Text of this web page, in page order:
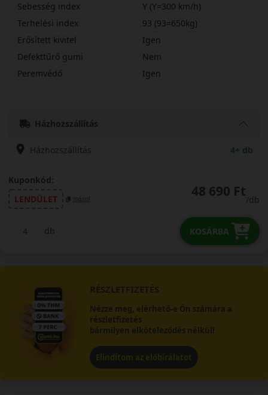
Sebesség index
Y (Y=300 km/h)
Terhelési index
93 (93=650kg)
Erősített kivitel
Igen
Defekttűrő gumi
Nem
Peremvédő
Igen
Házhozszállítás
Házhozszállítás 4+ db
Kuponkód:
LENDÜLET
másol 48 690 Ft
/db
db KOSÁRBA
RÉSZLETFIZETÉS
Nézze meg, elérhető-e Ön számára a
részletfizetés
bármilyen elköteleződés nélkül!
Elindítom az előbírálatot